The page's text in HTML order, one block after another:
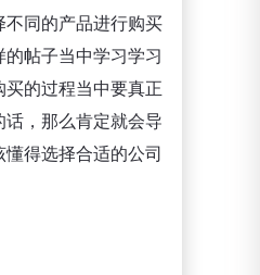
同的产品进行购买
帖子当中学习学习
的过程当中要真正
，那么肯定就会导
得选择合适的公司